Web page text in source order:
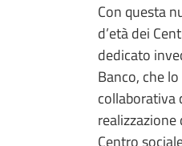
Con questa
d’età dei
dedicato
Banco, che
collaborativa
Centro